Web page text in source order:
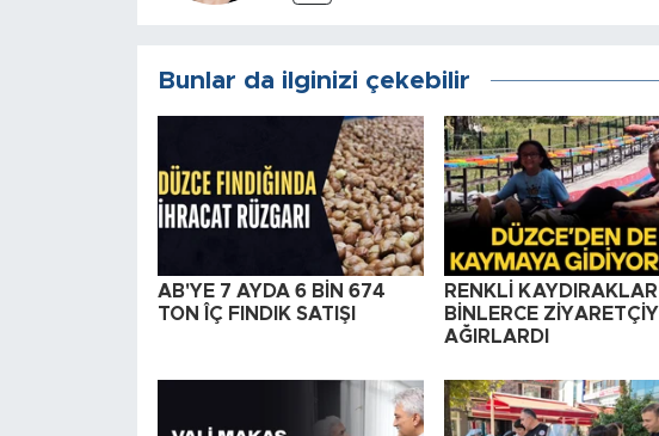
Bunlar da ilginizi çekebilir
AB'YE 7 AYDA 6 BİN 674
TON ÎÇ FINDIK SATIŞI
RENKLİ KAYDIRAKLAR
BİNLERCE ZİYARETÇİYİ
AĞIRLARDI